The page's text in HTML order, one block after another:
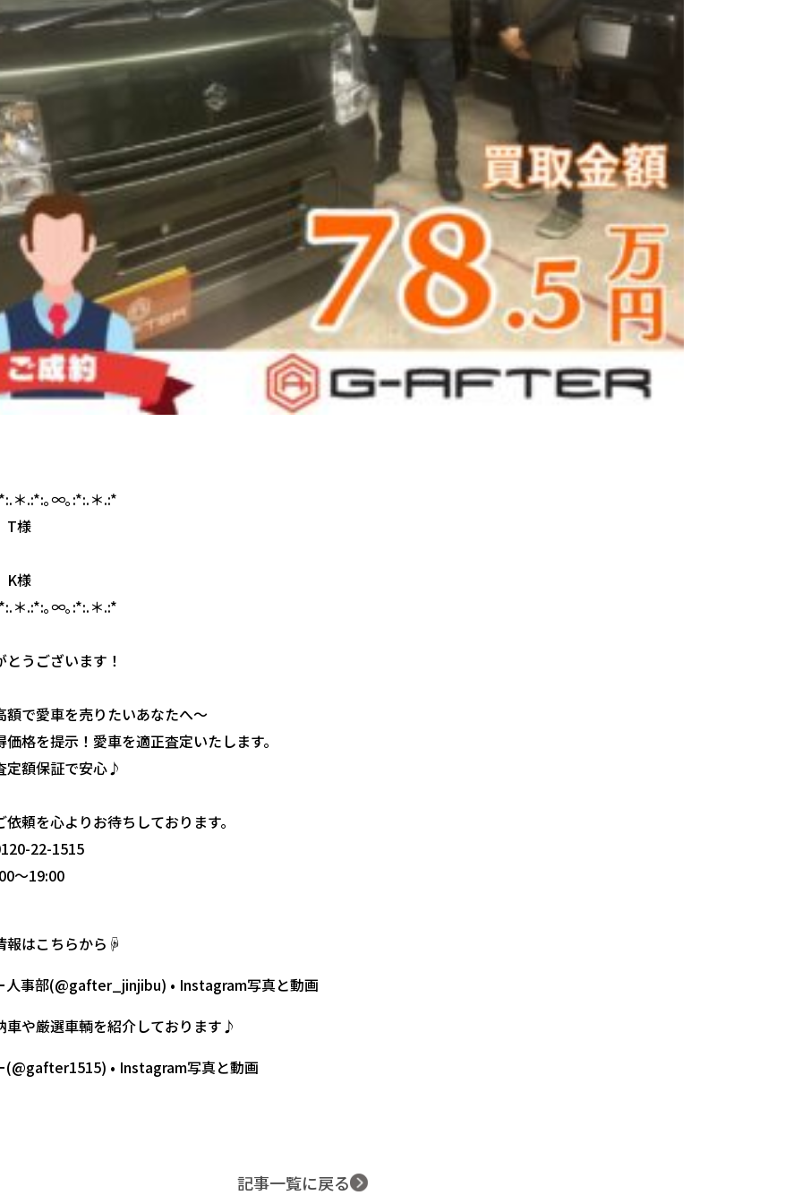
＊.:*:｡∞｡:*:.＊.:*
様
様
＊.:*:｡∞｡:*:.＊.:*
うございます！
額で愛車を売りたいあなたへ〜
格を提示！愛車を適正査定いたします。
額保証で安心♪
頼を心よりお待ちしております。
22-1515
〜19:00
報はこちらから☟
人事部(@gafter_jinjibu) • Instagram写真と動画
車や厳選車輌を紹介しております♪
(@gafter1515) • Instagram写真と動画
記事一覧に戻る